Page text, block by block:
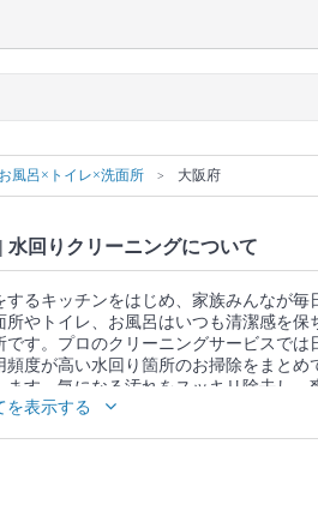
風呂×トイレ×洗面所 大阪府
水回りクリーニングについて
するキッチンをはじめ、家族みんなが毎
所やトイレ、お風呂はいつも清潔感を保
です。プロのクリーニングサービスでは
頻度が高い水回り箇所のお掃除をまとめ
ます。気になる汚れをスッキリ除去し、
間を取り戻しませんか。
格に含まれる水回りクリーニングの作
を表示する